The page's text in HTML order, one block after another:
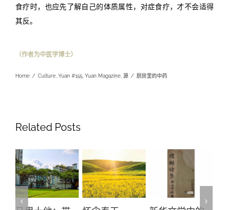
食疗时，也应先了解自己的体质属性，对症食疗，才不会适得
其反。
（作者为中医学博士）
Home / Culture, Yuan #155, Yuan Magazine, 源 / 厨房里的中药
Related Posts